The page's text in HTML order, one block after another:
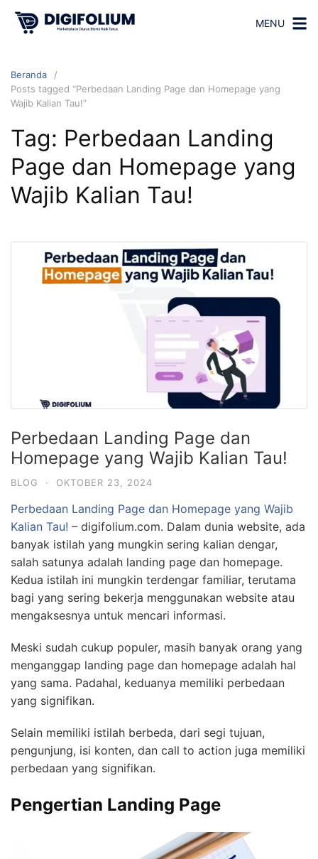
MENU
Beranda
Posts tagged “Perbedaan Landing Page dan Homepage yang
Wajib Kalian Tau!”
Tag: Perbedaan Landing
Page dan Homepage yang
Wajib Kalian Tau!
Perbedaan Landing Page dan
Homepage yang Wajib Kalian Tau!
BLOG · OKTOBER 23, 2024
Perbedaan Landing Page dan Homepage yang Wajib
Kalian Tau! – digifolium.com. Dalam dunia website, ada
banyak istilah yang mungkin sering kalian dengar,
salah satunya adalah landing page dan homepage.
Kedua istilah ini mungkin terdengar familiar, terutama
bagi yang sering bekerja menggunakan website atau
mengaksesnya untuk mencari informasi.
Meski sudah cukup populer, masih banyak orang yang
menganggap landing page dan homepage adalah hal
yang sama. Padahal, keduanya memiliki perbedaan
yang signifikan.
Selain memiliki istilah berbeda, dari segi tujuan,
pengunjung, isi konten, dan call to action juga memiliki
perbedaan yang signifikan.
Pengertian Landing Page